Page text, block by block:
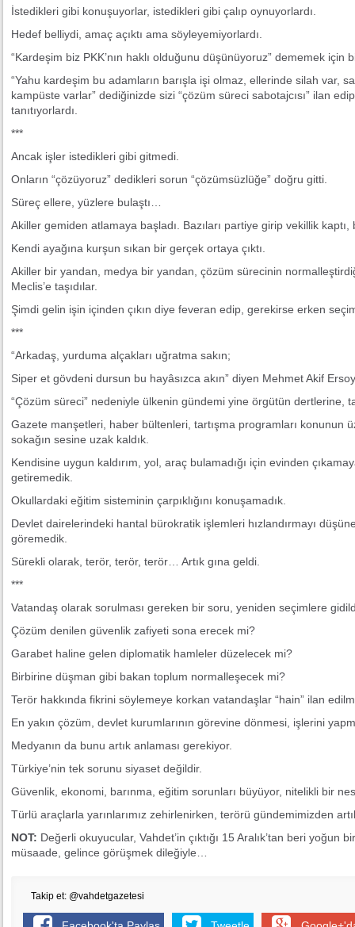
İstedikleri gibi konuşuyorlar, istedikleri gibi çalıp oynuyorlardı.
Hedef belliydi, amaç açıktı ama söyleyemiyorlardı.
“Kardeşim biz PKK’nın haklı olduğunu düşünüyoruz” dememek için
“Yahu kardeşim bu adamların barışla işi olmaz, ellerinde silah var,
kampüste varlar” dediğinizde sizi “çözüm süreci sabotajcısı” ilan
tanıtıyorlardı.
***
Ancak işler istedikleri gibi gitmedi.
Onların “çözüyoruz” dedikleri sorun “çözümsüzlüğe” doğru gitti.
Süreç ellere, yüzlere bulaştı…
Akiller gemiden atlamaya başladı. Bazıları partiye girip vekillik kaptı,
Kendi ayağına kurşun sıkan bir gerçek ortaya çıktı.
Akiller bir yandan, medya bir yandan, çözüm sürecinin
Meclis’e taşıdılar.
Şimdi gelin işin içinden çıkın diye feveran edip, gerekirse erken
***
“Arkadaş, yurduma alçakları uğratma sakın;
Siper et gövdeni dursun bu hayâsızca akın” diyen Mehmet Akif
“Çözüm süreci” nedeniyle ülkenin gündemi yine örgütün dertlerine,
Gazete manşetleri, haber bültenleri, tartışma programları konunun
sokağın sesine uzak kaldık.
Kendisine uygun kaldırım, yol, araç bulamadığı için evinden
getiremedik.
Okullardaki eğitim sisteminin çarpıklığını konuşamadık.
Devlet dairelerindeki hantal bürokratik işlemleri hızlandırmayı
göremedik.
Sürekli olarak, terör, terör, terör… Artık gına geldi.
***
Vatandaş olarak sorulması gereken bir soru, yeniden seçimlere
Çözüm denilen güvenlik zafiyeti sona erecek mi?
Garabet haline gelen diplomatik hamleler düzelecek mi?
Birbirine düşman gibi bakan toplum normalleşecek mi?
Terör hakkında fikrini söylemeye korkan vatandaşlar “hain” ilan
En yakın çözüm, devlet kurumlarının görevine dönmesi, işlerini
Medyanın da bunu artık anlaması gerekiyor.
Türkiye’nin tek sorunu siyaset değildir.
Güvenlik, ekonomi, barınma, eğitim sorunları büyüyor, nitelikli bir
Türlü araçlarla yarınlarımız zehirlenirken, terörü gündemimizden
NOT: Değerli okuyucular, Vahdet’in çıktığı 15 Aralık’tan beri yoğun
müsaade, gelince görüşmek dileğiyle…
Takip et: @vahdetgazetesi